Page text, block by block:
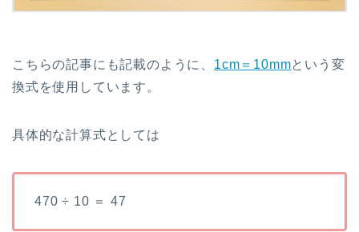
こちらの記事にも記載のように、 1cm＝10mmという変
換式を使用しています。
具体的な計算式としては
470 ÷ 10 ＝ 47